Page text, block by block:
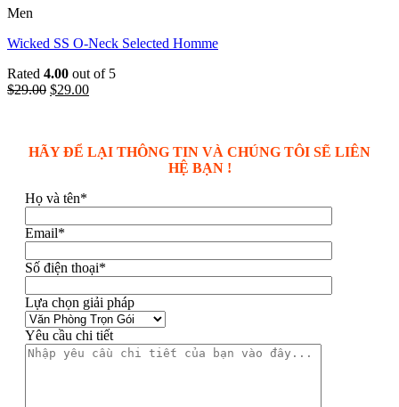
Men
Wicked SS O-Neck Selected Homme
Rated 4.00 out of 5
$29.00 $29.00
HÃY ĐỂ LẠI THÔNG TIN VÀ CHÚNG TÔI SẼ LIÊN
HỆ BẠN !
Họ và tên*
Email*
Số điện thoại*
Lựa chọn giải pháp
Yêu cầu chi tiết